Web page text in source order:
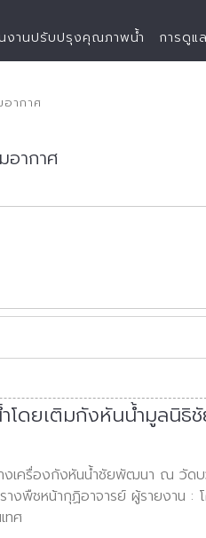
นงานปรับปรุงคุณภาพน้ำ การดูแ
ากาศ
อากาศ
โดยเติมกังหันน้ำมูลนิ
างเครื่องกังหันน้ำชัยพัฒนา ณ วัด
างพืชหน้ากุฏิอาจารย์ ผู้รายงาน
ทศ